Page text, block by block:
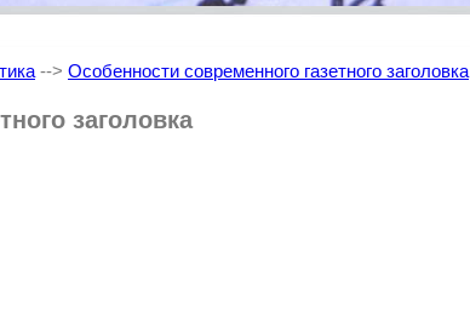
--> Особенности современного газетного заголовка
заголовка